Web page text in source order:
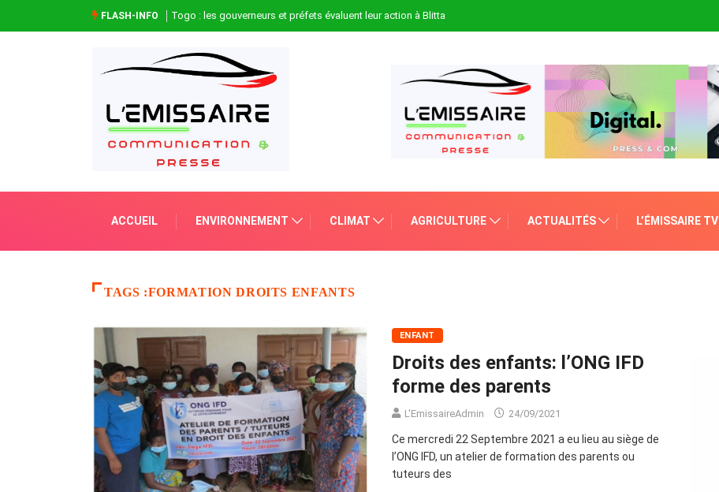
FLASH-INFO Togo : les gouverneurs et préfets évaluent leur action à Blitta
ACCUEIL ENVIRONNEMENT CLIMAT AGRICULTURE ACTUALITÉS L’ÉMISSAIRE TV
TAGS :FORMATION DROITS ENFANTS
ENFANT
Droits des enfants: l’ONG IFD
forme des parents
L'EmissaireAdmin 24/09/2021
Ce mercredi 22 Septembre 2021 a eu lieu au siège de
l’ONG IFD, un atelier de formation des parents ou
tuteurs des